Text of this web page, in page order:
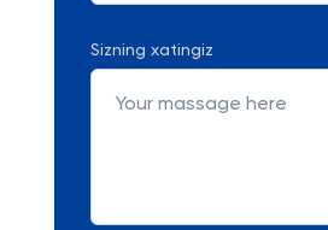
Sizning xatingiz